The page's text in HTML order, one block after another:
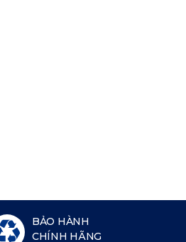
BẢO HÀNH
CHÍNH HÃNG